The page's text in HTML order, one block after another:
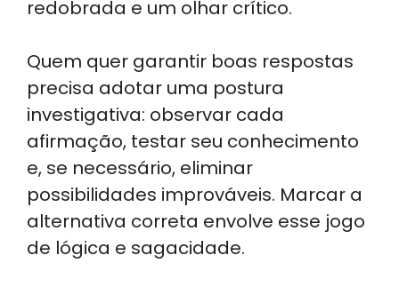
redobrada e um olhar crítico.
Quem quer garantir boas respostas
precisa adotar uma postura
investigativa: observar cada
afirmação, testar seu conhecimento
e, se necessário, eliminar
possibilidades improváveis. Marcar a
alternativa correta envolve esse jogo
de lógica e sagacidade.